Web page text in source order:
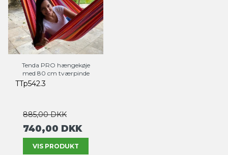
Tenda PRO hængekøje
med 80 cm tværpinde
TTp542.3
885,00 DKK
740,00 DKK
VIS PRODUKT